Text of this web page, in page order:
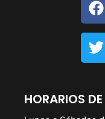
HORARIOS